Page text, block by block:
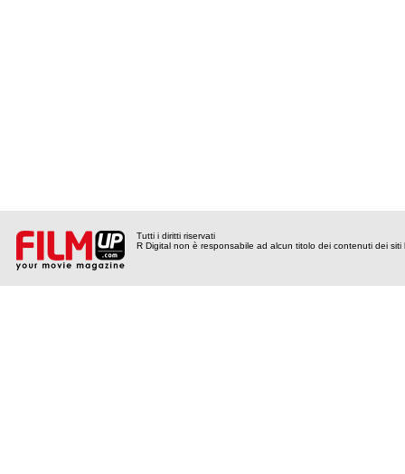
Tutti i diritti riservati
R Digital non è responsabile ad alcun titolo dei contenuti dei siti